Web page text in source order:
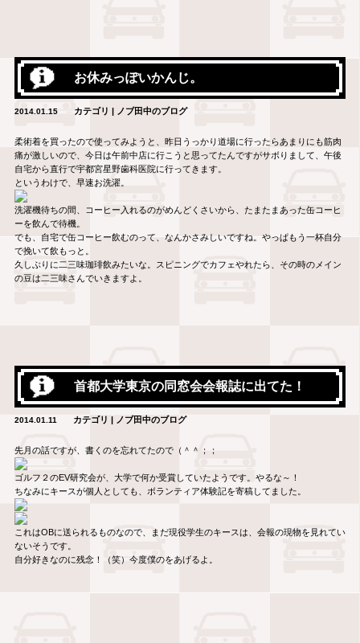
お休みっぽいかんじ。
2014.01.15 カテゴリ | ノブ田中のブログ
柔術着を買ったので使ってみようと、昨日うっかり道場に行ったらあまりにも筋肉
痛が激しいので、今日は午前中店に行こうと思ってたんですがサボりまして、午後
自宅から直行で宇都宮星野歯科医院に行ってきます。
というわけで、早速お洗濯。
洗濯機待ちの間、コーヒー入れるのがめんどくさいから、たまたまあった缶コーヒ
ーを飲んで待機。
でも、自宅で缶コーヒー飲むのって、なんかさみしいですね。やっぱもう一杯自分
で挽いて飲もっと。
久しぶりに二三味珈琲飲みたいな。スピニングでカフェやれたら、その時のメイン
の豆は二三味さんでいきますよ。
首都大学東京の同窓会会報誌に出てた！
2014.01.11 カテゴリ | ノブ田中のブログ
先月の話ですが、書くのを忘れてたので（＾＾；；
ゴルフ２のEV研究会が、大学で何か受賞していたようです。やるな～！
ちなみにキースが個人としても、ボランティア体験記を寄稿してました。
これはOBに送られるものなので、まだ現役学生のキースは、会報の現物を見れてい
ないそうです。
自分好きなのに残念！（笑）今度僕のをあげるよ。